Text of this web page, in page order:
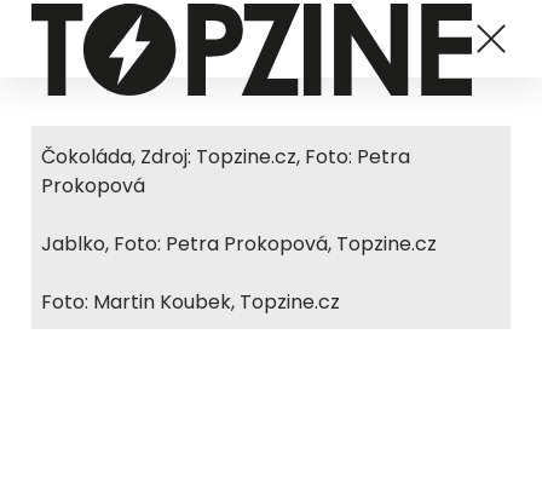
Čokoláda, Zdroj: Topzine.cz, Foto: Petra
Prokopová
Jablko, Foto: Petra Prokopová, Topzine.cz
Foto: Martin Koubek, Topzine.cz